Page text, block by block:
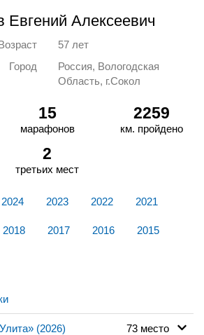
Евгений Алексеевич
57 лет
Город
Россия, Вологодская
Область, г.Сокол
15
марафонов
2259
км. пройдено
2
третьих мест
2024 2023 2022 2021
2018 2017 2016 2015
(2026) 73 место